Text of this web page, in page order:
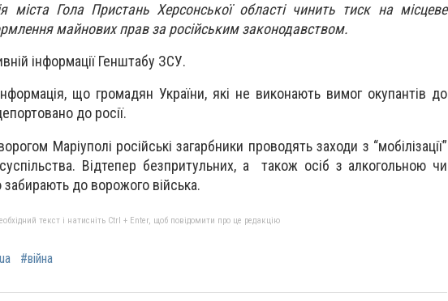
міста Гола Пристань Херсонської області чинить тиск на місцеве
майнових прав за російським законодавством.
інформації Генштабу ЗСУ.
що громадян України, які не виконають вимог окупантів до
до росії.
Маріуполі російські загарбники проводять заходи з “мобілізації”
Відтепер безпритульних, а також осіб з алкогольною чи
до ворожого війська.
текст і натисніть Ctrl + Enter, щоб повідомити про це редакцію
#війна